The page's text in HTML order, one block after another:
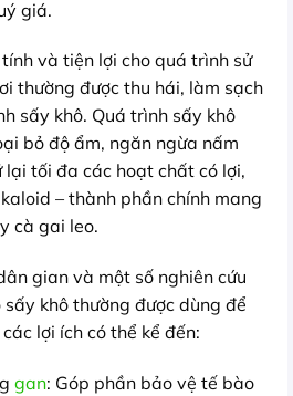
giá.
và tiện lợi cho quá trình sử
thường được thu hái, làm sạch
sấy khô. Quá trình sấy khô
bỏ độ ẩm, ngăn ngừa nấm
lại tối đa các hoạt chất có lợi,
– thành phần chính mang
cà gai leo.
gian và một số nghiên cứu
khô thường được dùng để
lợi ích có thể kể đến:
gan: Góp phần bảo vệ tế bào